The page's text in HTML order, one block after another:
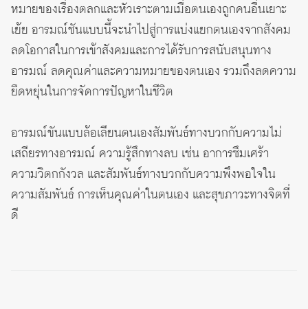
หมายของเรื่องตลกและหัวเราะตามเมื่อตนเองถูกคนอื่นเยาะ
เย้ย อารมณ์ชันแบบนี้จะนำไปสู่การแบ่งแยกตนเองจากสังคม
ลดโอกาสในการเข้าสังคมและการได้รับการสนับสนุนทาง
อารมณ์ ลดคุณค่าและความหมายของตนเอง รวมถึงลดความ
ยืดหยุ่นในการจัดการปัญหาในชีวิต
อารมณ์ขันแบบล้อเลียนตนเองสัมพันธ์ทางบวกกับความไม่
เสถียรทางอารมณ์ ความรู้สึกทางลบ เช่น อาการซึมเศร้า
ความวิตกกังวล และสัมพันธ์ทางบวกกับความพึงพอใจใน
ความสัมพันธ์ การเห็นคุณค่าในตนเอง และสุขภาวะทางจิตที่
ดี